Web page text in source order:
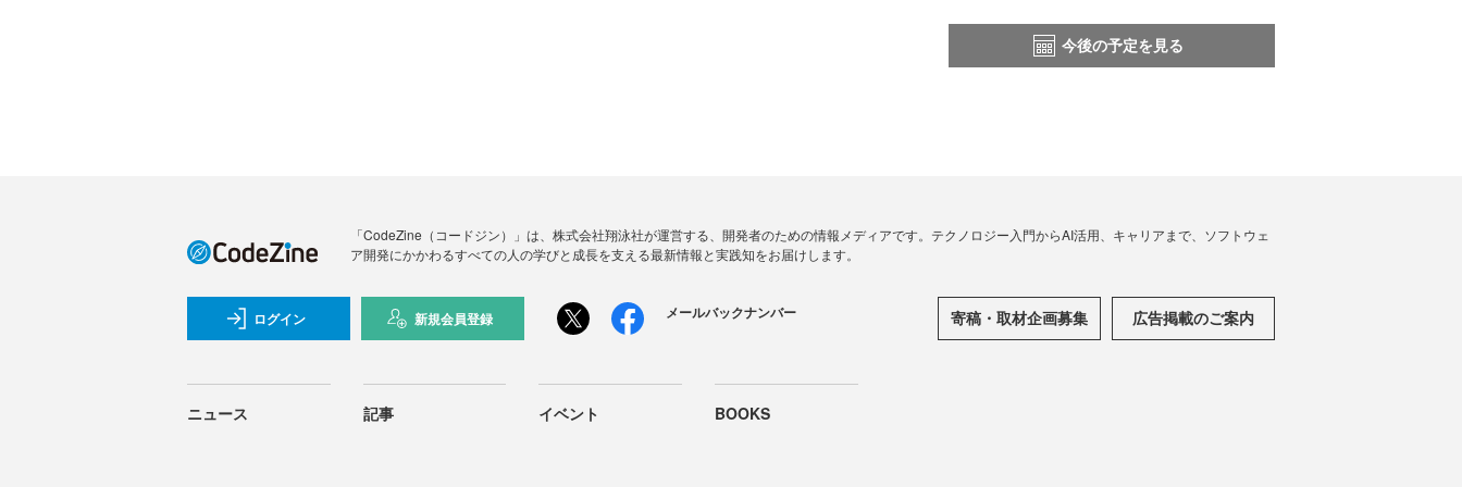
今後の予定を見る
「CodeZine（コードジン）」は、株式会社翔泳社が運営する、開発者のための情報メディアです。テクノロジー入門からAI活用、キャリアまで、ソフトウェ
ア開発にかかわるすべての人の学びと成長を支える最新情報と実践知をお届けします。
ログイン 新規会員登録 メールバックナンバー 寄稿・取材企画募集 広告掲載のご案内
ニュース 記事 イベント BOOKS